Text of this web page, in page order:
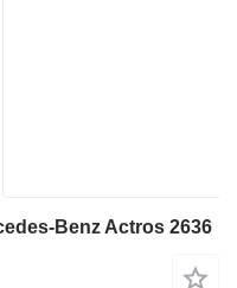
Benz Actros 2636